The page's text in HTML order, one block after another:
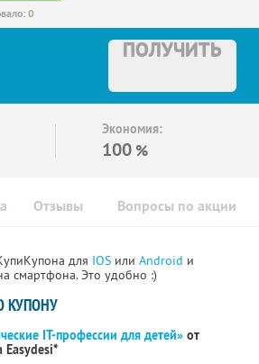
0
ПОЛУЧИТЬ
Экономия:
100 %
Отзывы Вопросы по акции
для IOS или Android и
смартфона. Это удобно :)
КУПОНУ
IT-профессии для детей» от